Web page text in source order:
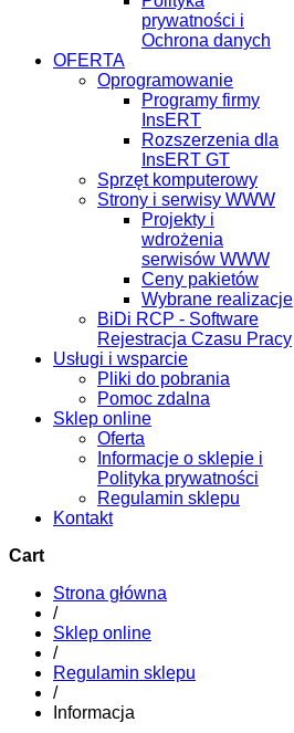
prywatności i
Ochrona danych
OFERTA
Oprogramowanie
Programy firmy
InsERT
Rozszerzenia dla
InsERT GT
Sprzęt komputerowy
Strony i serwisy WWW
Projekty i
wdrożenia
serwisów WWW
Ceny pakietów
Wybrane realizacje
BiDi RCP - Software
Rejestracja Czasu Pracy
Usługi i wsparcie
Pliki do pobrania
Pomoc zdalna
Sklep online
Oferta
Informacje o sklepie i
Polityka prywatności
Regulamin sklepu
Kontakt
Cart
Strona główna
/
Sklep online
/
Regulamin sklepu
/
Informacja